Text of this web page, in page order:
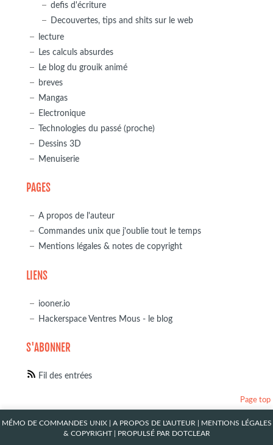
defis d'écriture
Decouvertes, tips and shits sur le web
lecture
Les calculs absurdes
Le blog du grouik animé
breves
Mangas
Electronique
Technologies du passé (proche)
Dessins 3D
Menuiserie
PAGES
A propos de l'auteur
Commandes unix que j'oublie tout le temps
Mentions légales & notes de copyright
LIENS
iooner.io
Hackerspace Ventres Mous - le blog
S'ABONNER
Fil des entrées
MÉMO DE COMMANDES UNIX| A PROPOS DE L'AUTEUR
MENTIONS LÉGALES
& COPYRIGHT| PROPULSÉ PAR DOTCLEAR
Page top